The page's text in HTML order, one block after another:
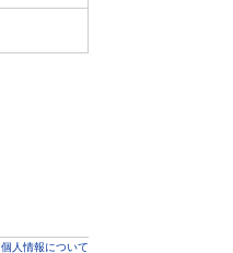
個人情報について